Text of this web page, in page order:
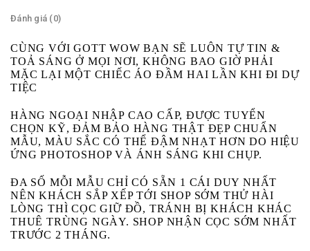
Đánh giá (0)
CÙNG VỚI GOTT WOW BẠN SẼ LUÔN TỰ TIN &
TOẢ SÁNG Ở MỌI NƠI, KHÔNG BAO GIỜ PHẢI
MẶC LẠI MỘT CHIẾC ÁO ĐẦM HAI LẦN KHI ĐI DỰ
TIỆC
HÀNG NGOẠI NHẬP CAO CẤP, ĐƯỢC TUYỂN
CHỌN KỸ, ĐẢM BẢO HÀNG THẬT ĐẸP CHUẨN
MẪU, MÀU SẮC CÓ THỂ ĐẬM NHẠT HƠN DO HIỆU
ỨNG PHOTOSHOP VÀ ÁNH SÁNG KHI CHỤP.
ĐA SỐ MỖI MẪU CHỈ CÓ SẴN 1 CÁI DUY NHẤT
NÊN KHÁCH SẮP XẾP TỚI SHOP SỚM THỬ HÀI
LÒNG THÌ CỌC GIỮ ĐỒ, TRÁNH BỊ KHÁCH KHÁC
THUÊ TRÙNG NGÀY. SHOP NHẬN CỌC SỚM NHẤT
TRƯỚC 2 THÁNG.